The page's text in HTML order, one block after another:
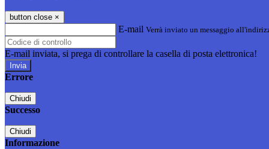
button close ×
E-mail Verrà inviato un messaggio
E-mail inviata, si prega di controllare la casella di posta elettronica!
Errore
Chiudi
Successo
Chiudi
Informazione